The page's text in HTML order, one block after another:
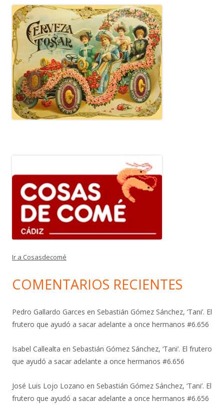
Ir a Cosasdecomé
COMENTARIOS RECIENTES
Pedro Gallardo Garces en Sebastián Gómez Sánchez, ‘Tani’. El
frutero que ayudó a sacar adelante a once hermanos #6.656
Isabel Callealta en Sebastián Gómez Sánchez, ‘Tani’. El frutero
que ayudó a sacar adelante a once hermanos #6.656
José Luis Lojo Lozano en Sebastián Gómez Sánchez, ‘Tani’. El
frutero que ayudó a sacar adelante a once hermanos #6.656